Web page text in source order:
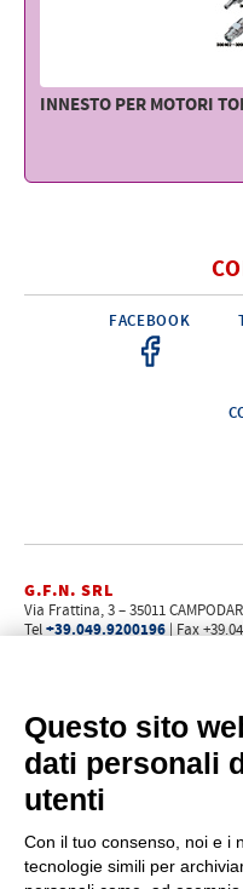
INNESTO PER MOTORI
FACEBOOK
G.F.N. SRL
Via Frattina, 3 – 35011
Tel+39.049.9200196 | Fax
PROFILO
Chi siamo
Come raggiungerci
News
Rete vendita
Questo sito
dati personali
utenti
Con il tuo consenso, noi e i
tecnologie simili per